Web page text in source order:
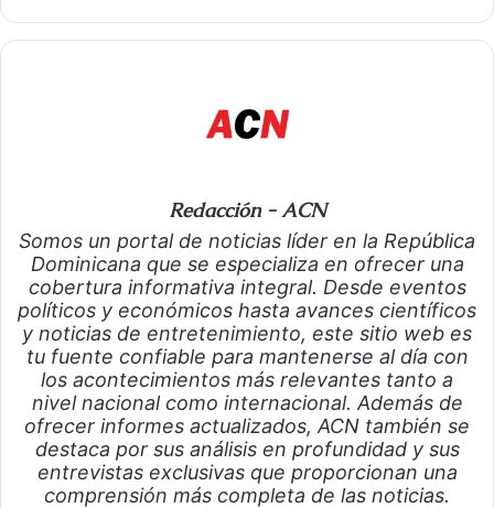
Redacción - ACN
Somos un portal de noticias líder en la República
Dominicana que se especializa en ofrecer una
cobertura informativa integral. Desde eventos
políticos y económicos hasta avances científicos
y noticias de entretenimiento, este sitio web es
tu fuente confiable para mantenerse al día con
los acontecimientos más relevantes tanto a
nivel nacional como internacional. Además de
ofrecer informes actualizados, ACN también se
destaca por sus análisis en profundidad y sus
entrevistas exclusivas que proporcionan una
comprensión más completa de las noticias.